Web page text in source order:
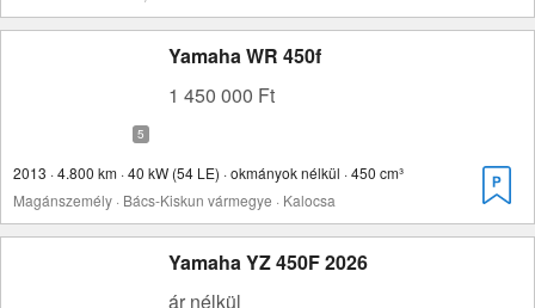
Yamaha WR 450f
1 450 000 Ft
2013 · 4.800 km · 40 kW (54 LE) · okmányok nélkül · 450 cm³
Magánszemély · Bács-Kiskun vármegye · Kalocsa
Yamaha YZ 450F 2026
ár nélkül